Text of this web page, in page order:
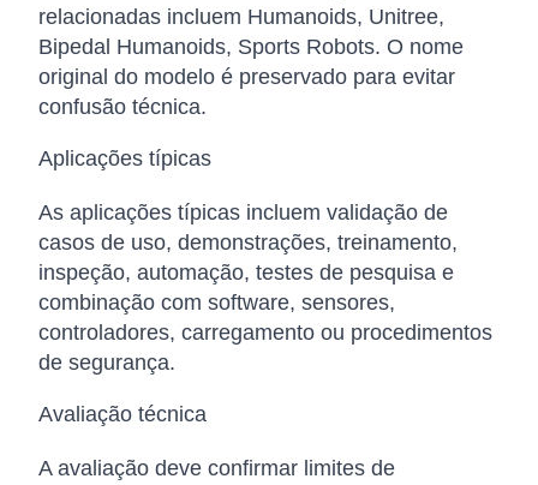
relacionadas incluem Humanoids, Unitree,
Bipedal Humanoids, Sports Robots. O nome
original do modelo é preservado para evitar
confusão técnica.
Aplicações típicas
As aplicações típicas incluem validação de
casos de uso, demonstrações, treinamento,
inspeção, automação, testes de pesquisa e
combinação com software, sensores,
controladores, carregamento ou procedimentos
de segurança.
Avaliação técnica
A avaliação deve confirmar limites de